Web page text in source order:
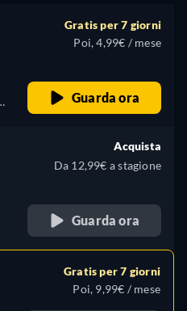
Gratis per 7 giorni
Poi, 4,99€ / mese
Guarda ora
Acquista
Da 12,99€ a stagione
Guarda ora
Gratis per 7 giorni
Poi, 9,99€ / mese